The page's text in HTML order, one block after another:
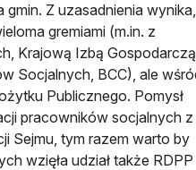
Z uzasadnienia
gremiami (m.in. z
Krajową Izbą
Socjalnych, BCC), ale
Publicznego. Pomysł
pracowników socjalnych z
Sejmu, tym razem warto by
wzięła udział także